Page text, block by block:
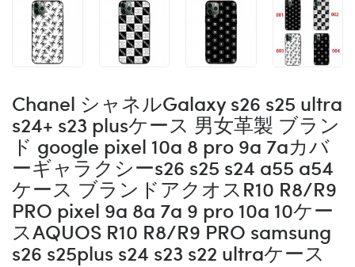
Chanel シャネルGalaxy s26 s25 ultra
s24+ s23 plusケース 男女革製 ブラン
ド google pixel 10a 8 pro 9a 7aカバ
ーギャラクシーs26 s25 s24 a55 a54
ケース ブランドアクオスR10 R8/R9
PRO pixel 9a 8a 7a 9 pro 10a 10ケー
スAQUOS R10 R8/R9 PRO samsung
s26 s25plus s24 s23 s22 ultraケース